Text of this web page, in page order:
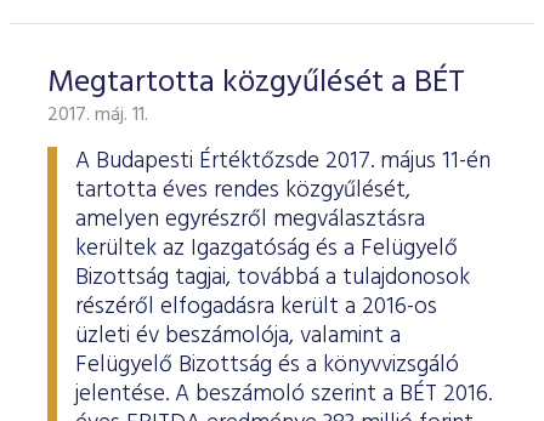
Megtartotta közgyűlését a BÉT
2017. máj. 11.
A Budapesti Értéktőzsde 2017. május 11-én
tartotta éves rendes közgyűlését,
amelyen egyrészről megválasztásra
kerültek az Igazgatóság és a Felügyelő
Bizottság tagjai, továbbá a tulajdonosok
részéről elfogadásra került a 2016-os
üzleti év beszámolója, valamint a
Felügyelő Bizottság és a könyvvizsgáló
jelentése. A beszámoló szerint a BÉT 2016.